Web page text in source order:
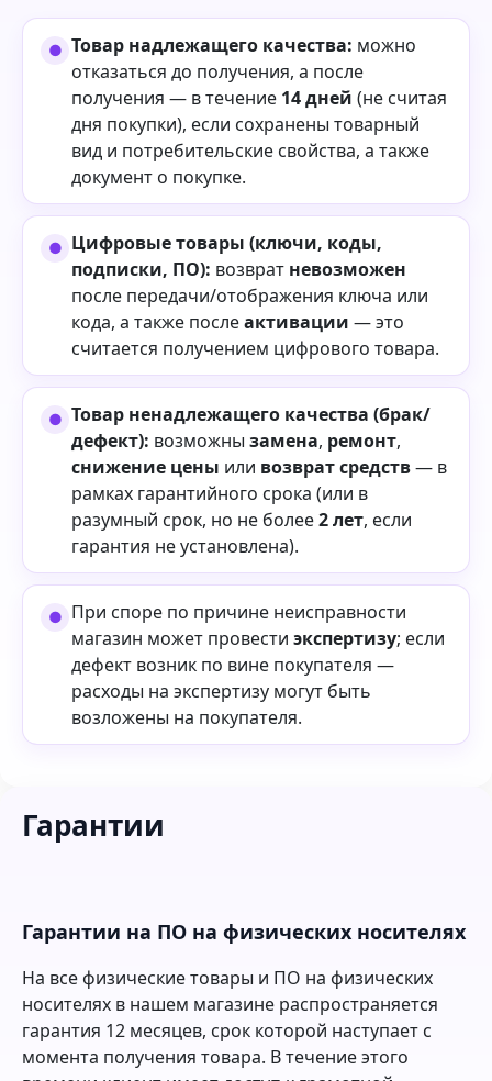
Товар надлежащего качества: можно
отказаться до получения, а после
получения — в течение 14 дней (не считая
дня покупки), если сохранены товарный
вид и потребительские свойства, а также
документ о покупке.
Цифровые товары (ключи, коды,
подписки, ПО): возврат невозможен
после передачи/отображения ключа или
кода, а также послеактивации — это
считается получением цифрового товара.
Товар ненадлежащего качества (брак/
дефект): возможны замена, ремонт,
снижение цены или возврат средств— в
рамках гарантийного срока (или в
разумный срок, но не более2 лет, если
гарантия не установлена).
При споре по причине неисправности
магазин может провести экспертизу; если
дефект возник по вине покупателя —
расходы на экспертизу могут быть
возложены на покупателя.
Гарантии
Гарантии на ПО на физических носителях
На все физические товары и ПО на физических
носителях в нашем магазине распространяется
гарантия 12 месяцев, срок которой наступает с
момента получения товара. В течение этого